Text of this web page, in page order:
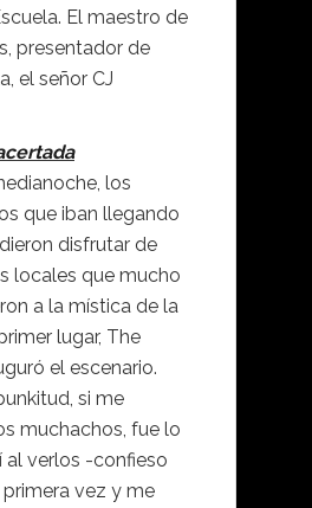
El maestro de
presentador de
el señor CJ
los
que iban llegando
disfrutar de
locales que mucho
a la mística de la
lugar, The
el escenario.
si me
muchachos, fue lo
al verlos -confieso
vez y me